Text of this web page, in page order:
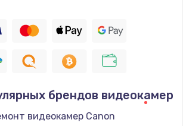
брендов видеокамер
видеокамер Canon